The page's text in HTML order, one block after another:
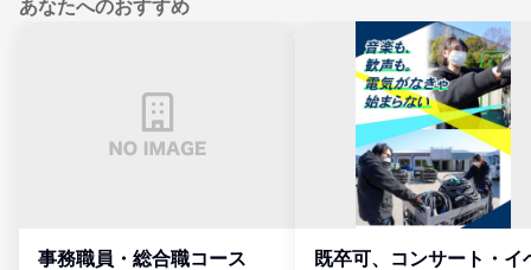
あなたへのおすすめ
事務職員・総合職コース
既卒可、コンサート・イ